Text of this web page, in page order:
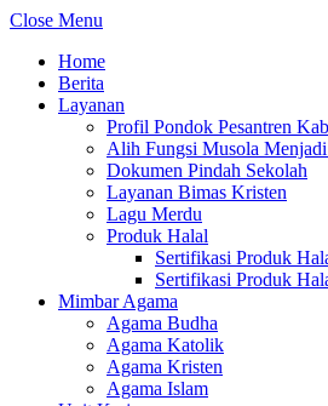
Close Menu
Home
Berita
Layanan
Profil Pondok Pesantren
Alih Fungsi Musola
Dokumen Pindah Sekolah
Layanan Bimas Kristen
Lagu Merdu
Produk Halal
Sertifikasi Produk
Sertifikasi Produk
Mimbar Agama
Agama Budha
Agama Katolik
Agama Kristen
Agama Islam